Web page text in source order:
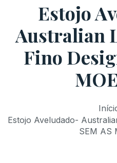
Estojo
Australian
Fino
Estojo Aveludado-
SEM AS